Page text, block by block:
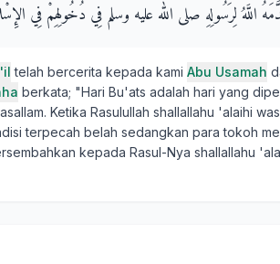
اللَّهُ لِرَسُولِهِ صلى الله عليه وسلم فِي دُخُولِهِمْ فِي
telah bercerita kepada kami Abu Usamah
berkata; "Hari Bu'ats adalah hari yang
Ketika Rasulullah shallallahu 'alaihi
terpecah belah sedangkan para tokoh
kepada Rasul-Nya shallallahu